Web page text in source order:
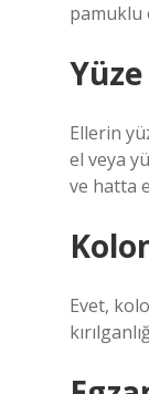
pamuklu
Ellerin
el veya
ve hatta
Evet,